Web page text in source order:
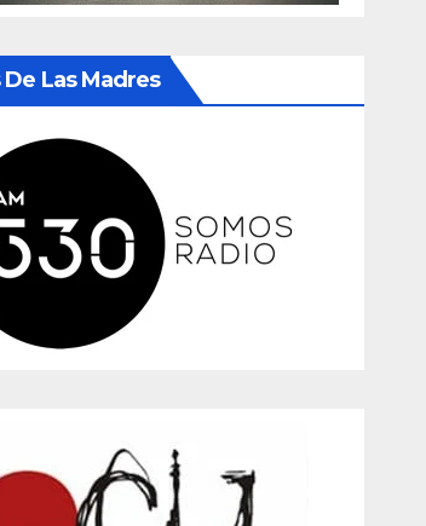
Las Madres